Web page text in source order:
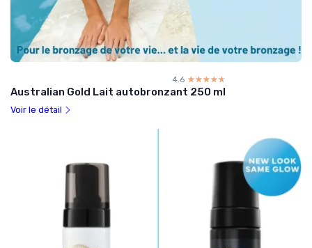
4.6 ☆☆☆☆☆
★★★★★
Australian Gold Lait autobronzant 250 ml
Voir le détail